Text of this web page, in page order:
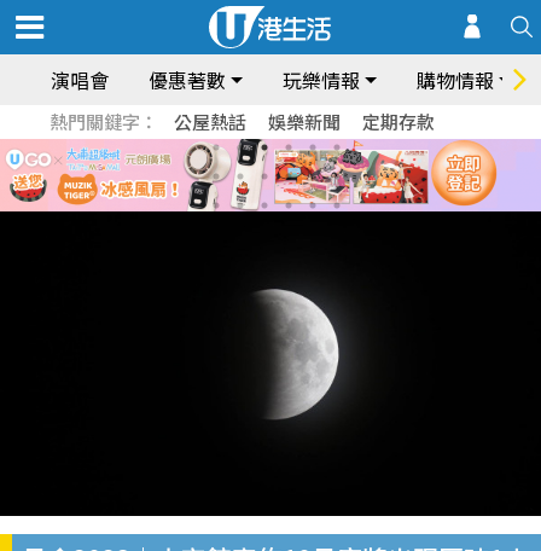
演唱會 優惠著數 玩樂情報 購物情報
熱門關鍵字： 公屋熱話 娛樂新聞 定期存款